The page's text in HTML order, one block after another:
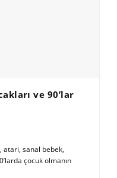
ve 90’lar
atari, sanal bebek,
çocuk olmanın